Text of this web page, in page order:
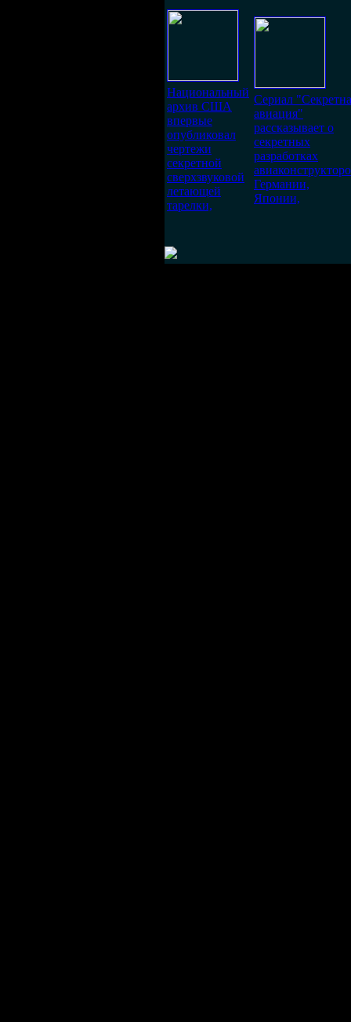
Национальный
архив США
впервые
опубликовал
чертежи
секретной
сверхзвуковой
летающей
тарелки,
Сериал
авиация"
рассказывает о
секретных
разработках
Германии,
Японии,